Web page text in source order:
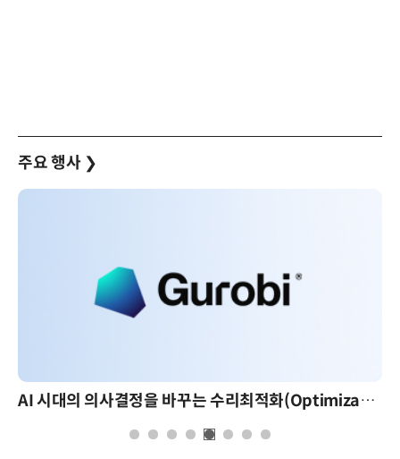
주요 행사 ❯
AI 시대의 의사결정을 바꾸는 수리최적화(Optimization): 실제 산업 적용 사례와 활용 전략